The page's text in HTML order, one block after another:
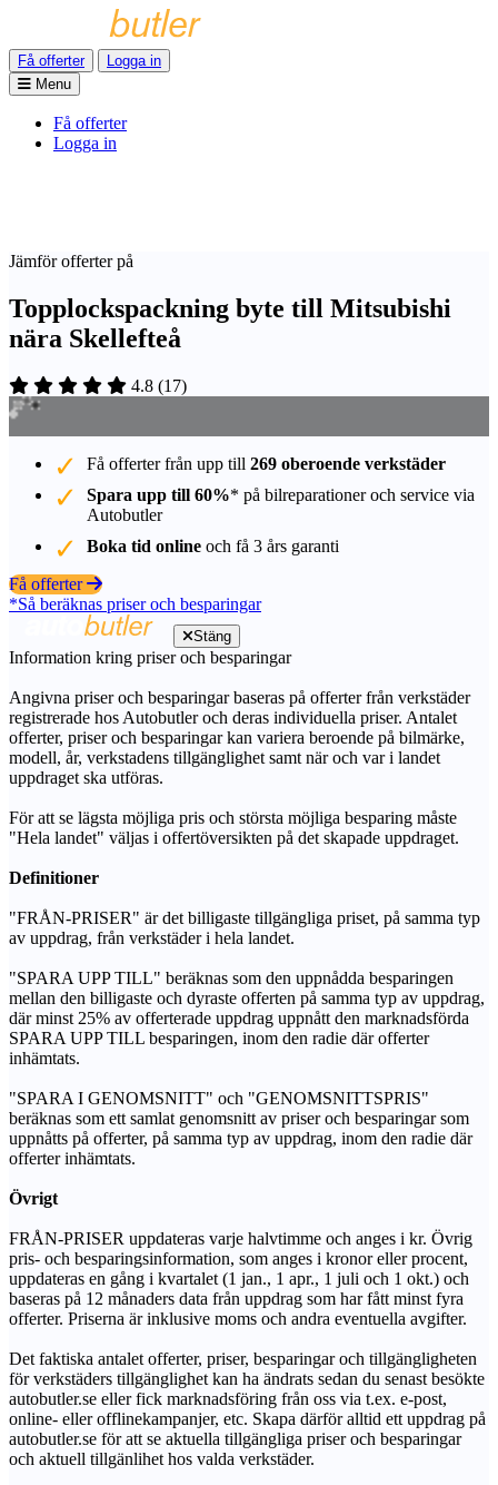
Få offerter
Logga in
Menu
Få offerter
Logga in
Jämför offerter på
Topplockspackning byte till Mitsubishi
nära Skellefteå
4.8 (17)
Få offerter från upp till 269 oberoende verkstäder
Spara upp till 60%* på bilreparationer och service via
Autobutler
Boka tid online och få 3 års garanti
Få offerter
*Så beräknas priser och besparingar
Stäng
Information kring priser och besparingar
Angivna priser och besparingar baseras på offerter från verkstäder
registrerade hos Autobutler och deras individuella priser. Antalet
offerter, priser och besparingar kan variera beroende på bilmärke,
modell, år, verkstadens tillgänglighet samt när och var i landet
uppdraget ska utföras.
För att se lägsta möjliga pris och största möjliga besparing måste
"Hela landet" väljas i offertöversikten på det skapade uppdraget.
Definitioner
"FRÅN-PRISER" är det billigaste tillgängliga priset, på samma typ
av uppdrag, från verkstäder i hela landet.
"SPARA UPP TILL" beräknas som den uppnådda besparingen
mellan den billigaste och dyraste offerten på samma typ av uppdrag,
där minst 25% av offerterade uppdrag uppnått den marknadsförda
SPARA UPP TILL besparingen, inom den radie där offerter
inhämtats.
"SPARA I GENOMSNITT" och "GENOMSNITTSPRIS"
beräknas som ett samlat genomsnitt av priser och besparingar som
uppnåtts på offerter, på samma typ av uppdrag, inom den radie där
offerter inhämtats.
Övrigt
FRÅN-PRISER uppdateras varje halvtimme och anges i kr. Övrig
pris- och besparingsinformation, som anges i kronor eller procent,
uppdateras en gång i kvartalet (1 jan., 1 apr., 1 juli och 1 okt.) och
baseras på 12 månaders data från uppdrag som har fått minst fyra
offerter. Priserna är inklusive moms och andra eventuella avgifter.
Det faktiska antalet offerter, priser, besparingar och tillgängligheten
för verkstäders tillgänglighet kan ha ändrats sedan du senast besökte
autobutler.se eller fick marknadsföring från oss via t.ex. e-post,
online- eller offlinekampanjer, etc. Skapa därför alltid ett uppdrag på
autobutler.se för att se aktuella tillgängliga priser och besparingar
och aktuell tillgänlihet hos valda verkstäder.